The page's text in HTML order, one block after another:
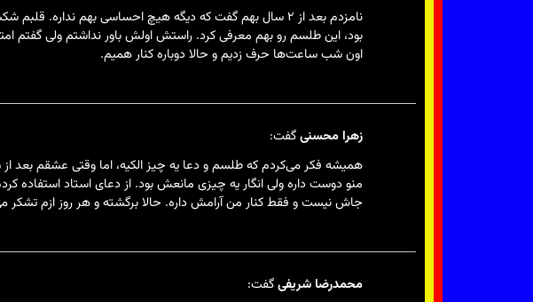
نامزدم بعد از ۲ سال بهم گفت که دیگه هیچ احساسی بهم
بود، این طلسم رو بهم معرفی کرد. راستش اولش باور نداشتم ولی گفتم
اون شب ساعت‌ها حرف زدیم و حالا دوباره کنار همیم.
زهرا محسنیگفت:
منو دوست داره ولی انگار یه چیزی مانعش بود. از دعای استاد
جاش نیست و فقط کنار من آرامش داره. حالا برگشته و هر روز ازم تشکر
محمدرضا شریفیگفت: